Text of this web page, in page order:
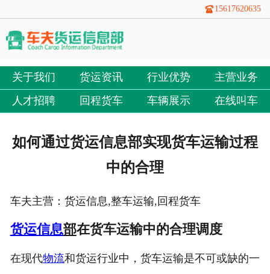
15617620635
关于我们 货运资讯 行业优势
主营业务
人才招聘
回程货车 车辆展示 在线叫车
如何通过货运信息部实现货车运输过程
中的合理
车夫主营：货运信息,整车运输,回程货车
货运信息部在货车运输中的合理调度
在现代物流和货运行业中，货车运输是不可或缺的一